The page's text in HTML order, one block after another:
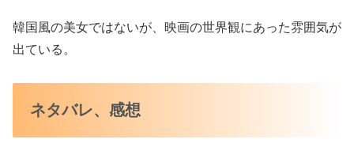
韓国風の美女ではないが、映画の世界観にあった雰囲気が
出ている。
ネタバレ、感想